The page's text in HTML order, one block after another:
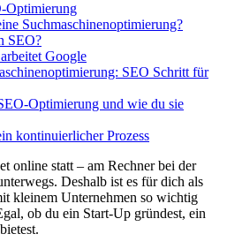
Optimierung
Suchmaschinenoptimierung?
SEO?
Google
SEO Schritt für
Optimierung und wie du sie
kontinuierlicher Prozess
online statt – am Rechner bei der
Deshalb ist es für dich als
kleinem Unternehmen so wichtig
ob du ein Start-Up gründest, ein